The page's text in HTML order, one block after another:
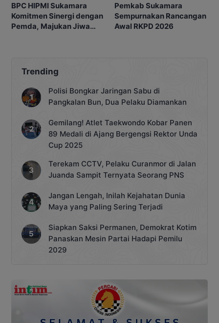
BPC HIPMI Sukamara
Komitmen Sinergi dengan
Pemda, Majukan Jiwa
Pemkab Sukamara
Sempurnakan Rancangan
Awal RKPD 2026
Trending
Polisi Bongkar Jaringan Sabu di
Pangkalan Bun, Dua Pelaku Diamankan
Gemilang! Atlet Taekwondo Kobar Panen
89 Medali di Ajang Bergengsi Rektor Unda
Cup 2025
Terekam CCTV, Pelaku Curanmor di Jalan
Juanda Sampit Ternyata Seorang PNS
Jangan Lengah, Inilah Kejahatan Dunia
Maya yang Paling Sering Terjadi
Siapkan Saksi Permanen, Demokrat Kotim
Panaskan Mesin Partai Hadapi Pemilu
2029